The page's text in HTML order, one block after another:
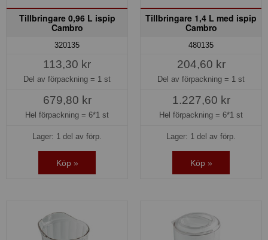
Tillbringare 0,96 L ispip
Cambro
320135
113,30 kr
Del av förpackning = 1 st
679,80 kr
Hel förpackning = 6*1 st
Lager: 1 del av förp.
Köp »
Tillbringare 1,4 L med ispip
Cambro
480135
204,60 kr
Del av förpackning = 1 st
1.227,60 kr
Hel förpackning = 6*1 st
Lager: 1 del av förp.
Köp »